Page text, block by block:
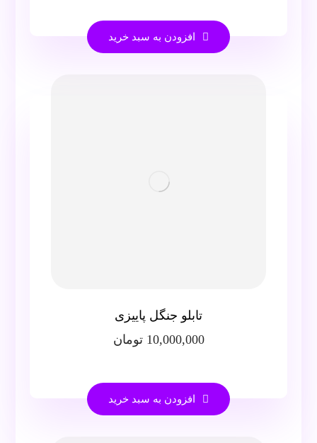
افزودن به سبد خرید
تابلو جنگل پاییزی
10,000,000 تومان
افزودن به سبد خرید